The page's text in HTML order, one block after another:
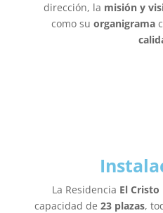
dirección, la misión y
como su organigrama
La Residencia El Cristo
capacidad de 23 plazas,